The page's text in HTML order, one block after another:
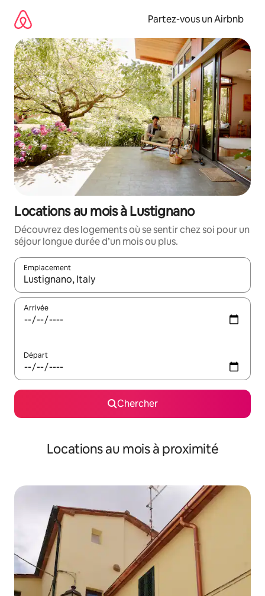
directement
contenu
Partez-vous un Airbnb
Locations au mois à Lustignano
Découvrez des logements où se sentir chez soi pour un
séjour longue durée d’un mois ou plus.
Emplacement
Quand les résultats sont affichés, parcourez-les en utilisant
Arrivée
Départ
Chercher
Locations au mois à proximité